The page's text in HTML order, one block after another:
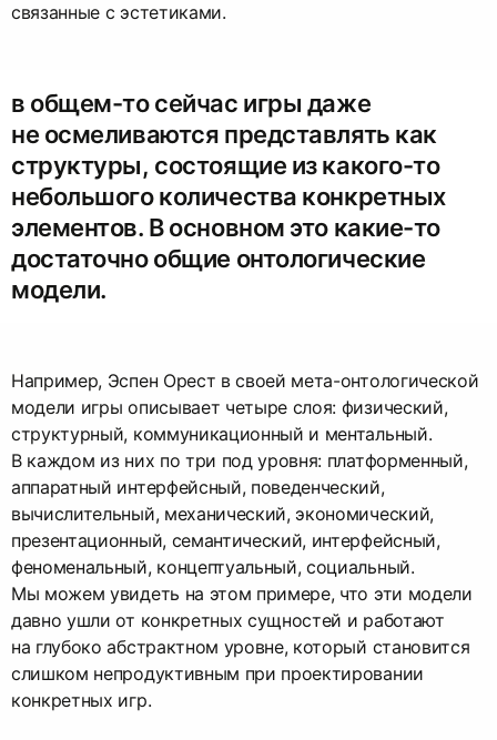
связанные с эстетиками.
в общем-то сейчас игры даже
не осмеливаются представлять как
структуры, состоящие из какого-то
небольшого количества конкретных
элементов. В основном это какие-то
достаточно общие онтологические
модели.
Например, Эспен Орест в своей мета-онтологической
модели игры описывает четыре слоя: физический,
структурный, коммуникационный и ментальный.
В каждом из них по три под уровня: платформенный,
аппаратный интерфейсный, поведенческий,
вычислительный, механический, экономический,
презентационный, семантический, интерфейсный,
феноменальный, концептуальный, социальный.
Мы можем увидеть на этом примере, что эти модели
давно ушли от конкретных сущностей и работают
на глубоко абстрактном уровне, который становится
слишком непродуктивным при проектировании
конкретных игр.